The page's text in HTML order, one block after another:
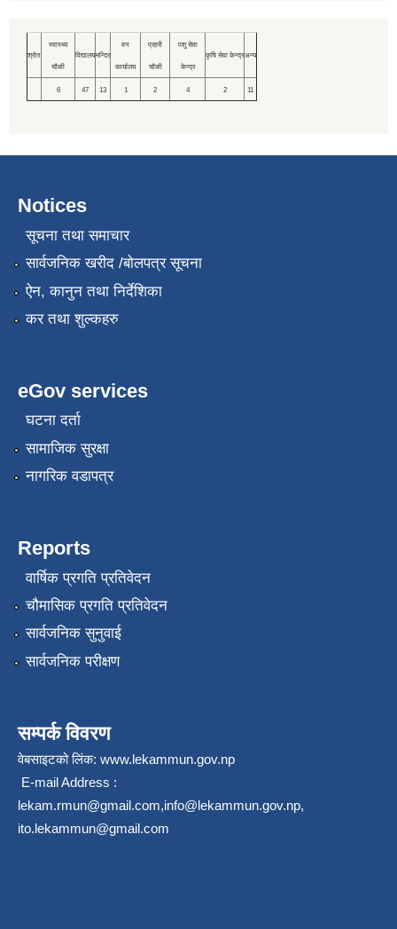
श्रोत
स्वास्थ्य
चौकी
विद्यालयमन्दिर
वन
कार्यालय
प्रहरी
चौकी
पशु सेवा
केन्द्र
कृषि सेवा केन्द्रअन्य
6 47 13 1 2 4 2 11
Notices
सूचना तथा समाचार
सार्वजनिक खरीद /बोलपत्र सूचना
ऐन, कानुन तथा निर्देशिका
कर तथा शुल्कहरु
eGov services
घटना दर्ता
सामाजिक सुरक्षा
नागरिक वडापत्र
Reports
वार्षिक प्रगति प्रतिवेदन
चौमासिक प्रगति प्रतिवेदन
सार्वजनिक सुनुवाई
सार्वजनिक परीक्षण
सम्पर्क विवरण
वेबसाइटको लिंक: www.lekammun.gov.np
E-mail Address :
lekam.rmun@gmail.com,info@lekammun.gov.np,
ito.lekammun@gmail.com